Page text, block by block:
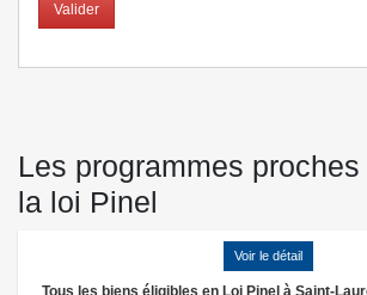
Valider
Les programmes
la loi Pinel
Voir le détail
Tous les biens éligibles en Loi Pinel à Saint-